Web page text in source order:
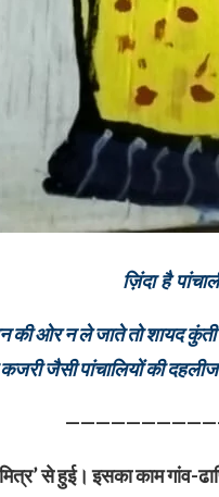
ज़िंदा है
ओर न ले जाते तो शायद कुंती
जैसी पांचालियों की
से हुई। इसका काम गांव-